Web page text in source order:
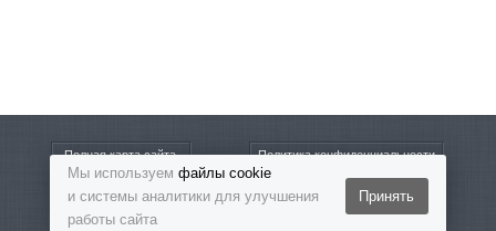
Полная карта сайта Политика конфиденциальности
Бесплатный звонок 8-800-5555-864
Мы используем файлы cookie
и системы аналитики для улучшения
работы сайта
Принять